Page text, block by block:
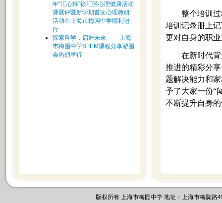
年“汇心杯”徐汇区心理健康活动
课展评暨新学期首次心理教研
活动在上海市梅园中学顺利进
行
探索科学，启迪未来 ——上海
市梅园中学STEM课程分享游园
会热烈举行
整个培训
培训记录册上
更对自身的职
在新时代
推进的精彩分
题解决能力和
予了大家一份“
不断提升自身
版权所有 上海市梅园中学 地址：上海市梅陇